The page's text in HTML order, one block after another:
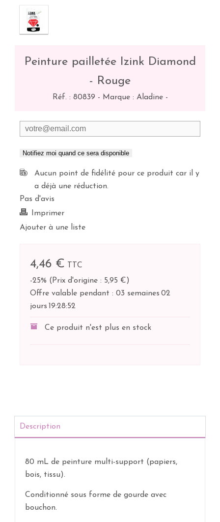
Peinture pailletée Izink Diamond
- Rouge
Réf. : 80839 - Marque : Aladine -
Notifiez moi quand ce sera disponible
Aucun point de fidélité pour ce produit car il y
a déjà une réduction.
Pas d'avis
Imprimer
Ajouter à une liste
4,46 €
TTC
-25% ( Prix d'origine : 5,95 €)
Offre valable pendant : 03 semaines 02
jours 19:28:51
Ce produit n'est plus en stock
Description
80 mL de peinture multi-support (papiers,
bois, tissu).
Conditionné sous forme de gourde avec
bouchon.